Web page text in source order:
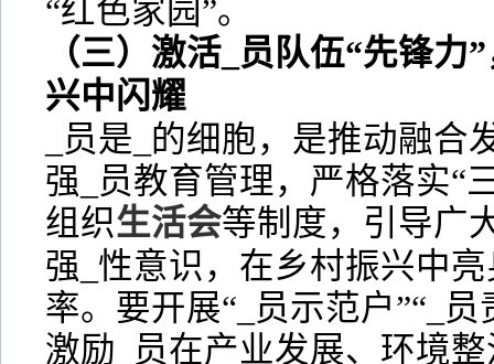
“红色家园”。
（三）激活_员队伍“先锋
兴中闪耀
_员是_的细胞，是推动融
强_员教育管理，严格落实“
组织生活会等制度，引导广
强_性意识，在乡村振兴中
率。要开展“_员示范户”“_
激励_员在产业发展、环境